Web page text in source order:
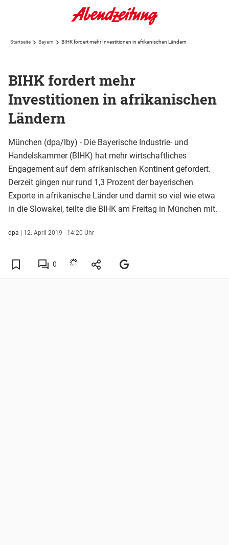
Startseite Bayern BIHK fordert mehr Investitionen in afrikanischen Ländern
BIHK fordert mehr
Investitionen in afrikanischen
Ländern
München (dpa/lby) - Die Bayerische Industrie- und
Handelskammer (BIHK) hat mehr wirtschaftliches
Engagement auf dem afrikanischen Kontinent gefordert.
Derzeit gingen nur rund 1,3 Prozent der bayerischen
Exporte in afrikanische Länder und damit so viel wie etwa
in die Slowakei, teilte die BIHK am Freitag in München mit.
dpa | 12. April 2019 - 14:20 Uhr
0